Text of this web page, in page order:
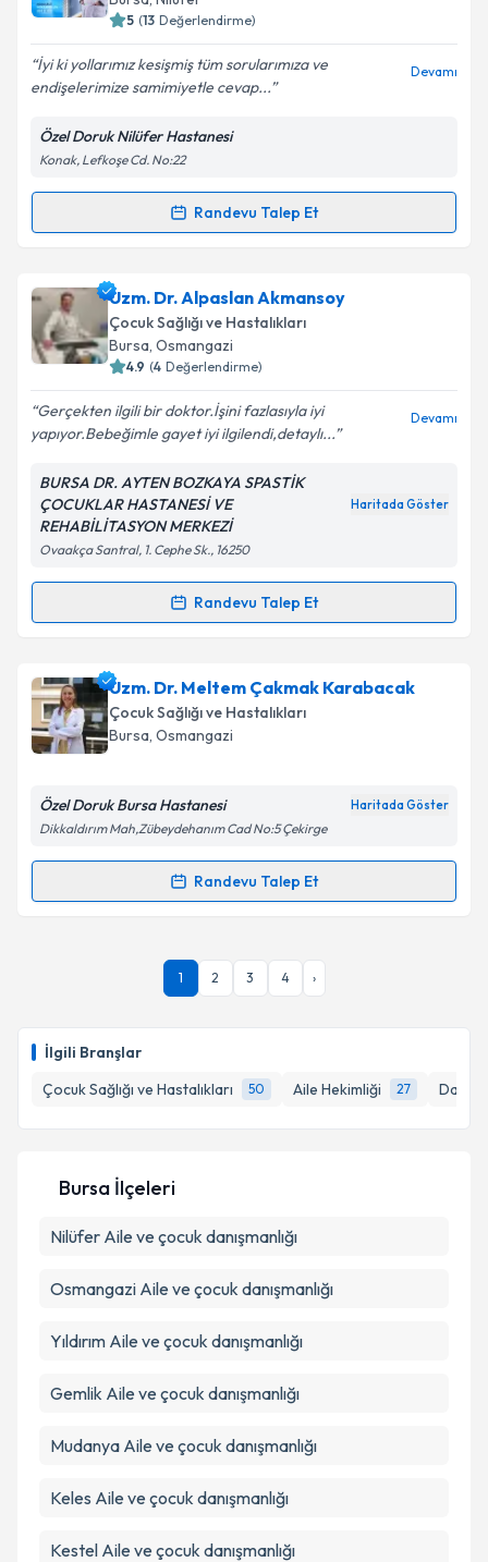
İlgili Branşlar
Çocuk Sağlığı ve Hastalıkları
50 Aile Hekimliği 27
bilgilendireceğiz.
E-posta Adresiniz
Kişisel verilerimin işlenmesine ilişkin
Metni'ni okudum ve kişisel verilerimin belirtilen
kapsamda işlenmesini kabul ediyorum.
5 (13 Değerlendirme)
İyi ki yollarımız kesişmiş tüm sorularımıza ve
endişelerimize samimiyetle cevap...
Devamı
Özel Doruk Nilüfer Hastanesi
Konak, Lefkoşe Cd. No:22
Randevu Talep Et
Randevu Takvimi Talebi
Uzm. Dr. Sabahattin Karakayaiçin randevu takvimi
talebi oluşturun. Size bu uzmandan randevu almanız
için bir takvim hazırlandığında e-posta ile
bilgilendireceğiz.
E-posta Adresiniz
Kişisel verilerimin işlenmesine ilişkin
Aydınlatma
Metni'ni okudum ve kişisel verilerimin belirtilen
kapsamda işlenmesini kabul ediyorum.
Takvim Talebini Gönder
Uzm. Dr. Alpaslan Akmansoy
Çocuk Sağlığı ve Hastalıkları
Bursa, Osmangazi
4.9 (4 Değerlendirme)
Gerçekten ilgili bir doktor.İşini fazlasıyla iyi
yapıyor.Bebeğimle gayet iyi ilgilendi,detaylı...
Devamı
BURSA DR. AYTEN BOZKAYA SPASTİK
ÇOCUKLAR HASTANESİ VE
REHABİLİTASYON MERKEZİ
Haritada Göster
Ovaakça Santral, 1. Cephe Sk., 16250
Randevu Talep Et
Randevu Takvimi Talebi
Uzm. Dr. Alpaslan Akmansoyiçin randevu takvimi
talebi oluşturun. Size bu uzmandan randevu almanız
için bir takvim hazırlandığında e-posta ile
bilgilendireceğiz.
Kişisel verilerimin işlenmesine ilişkinAydınlatma
Uzm. Dr. Meltem Çakmak Karabacak
Çocuk Sağlığı ve Hastalıkları
Bursa, Osmangazi
Özel Doruk Bursa Hastanesi Haritada Göster
Dikkaldırım Mah,Zübeydehanım Cad No:5 Çekirge
Randevu Talep Et
Randevu Takvimi Talebi
Uzm. Dr. Meltem Çakmak Karabacak
takvimi talebi oluşturun. Size bu uzmandan randevu
bilgilendireceğiz.
Kişisel verilerimin işlenmesine ilişkin
Metni
Takvim Talebini Gönder
1 2 3 4 ›
Bursa İlçeleri
Nilüfer Aile ve çocuk danışmanlığı
Osmangazi Aile ve çocuk danışmanlığı
Yıldırım Aile ve çocuk danışmanlığı
Gemlik Aile ve çocuk danışmanlığı
Mudanya Aile ve çocuk danışmanlığı
Keles Aile ve çocuk danışmanlığı
Kestel Aile ve çocuk danışmanlığı